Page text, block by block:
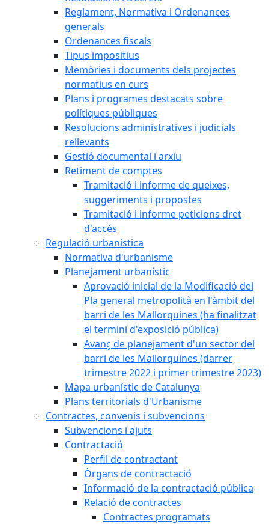
Reglament, Normativa i Ordenances
generals
Ordenances fiscals
Tipus impositius
Memòries i documents dels projectes
normatius en curs
Plans i programes destacats sobre
polítiques públiques
Resolucions administratives i judicials
rellevants
Gestió documental i arxiu
Retiment de comptes
Tramitació i informe de queixes,
suggeriments i propostes
Tramitació i informe peticions dret
d'accés
Regulació urbanística
Normativa d'urbanisme
Planejament urbanístic
Aprovació inicial de la Modificació del
Pla general metropolità en l'àmbit del
barri de les Mallorquines (ha finalitzat
el termini d'exposició pública)
Avanç de planejament d'un sector del
barri de les Mallorquines (darrer
trimestre 2022 i primer trimestre 2023)
Mapa urbanístic de Catalunya
Plans territorials d'Urbanisme
Contractes, convenis i subvencions
Subvencions i ajuts
Contractació
Perfil de contractant
Òrgans de contractació
Informació de la contractació pública
Relació de contractes
Contractes programats